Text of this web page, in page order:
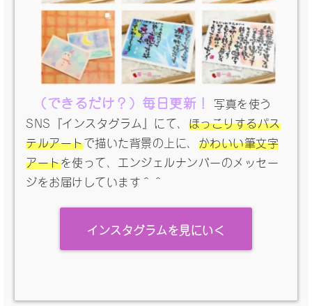
（できるだけ？）毎日更新！
写真を使う
SNS『インスタグラム』にて、 ほっこりするパス
テルアートで描いた背景の上に、 かわいい筆文字
アートを使って、エンジェルナンバーのメッセー
ジをお届けしています＾＾
インスタグラムを見にいく